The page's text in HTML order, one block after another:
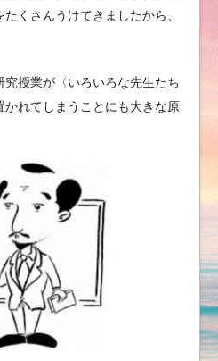
くさんうけてきましたから、
授業が〈いろいろな先生たち
かれてしまうことにも大きな原